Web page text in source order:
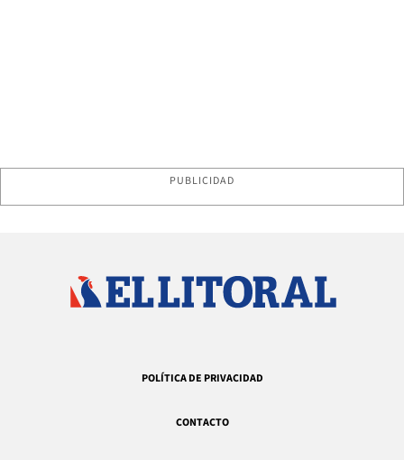
PUBLICIDAD
POLÍTICA DE PRIVACIDAD
CONTACTO